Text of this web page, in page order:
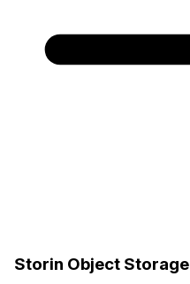
Storin Object Storage